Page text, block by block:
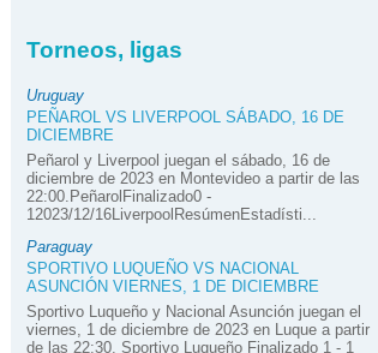
Torneos, ligas
Uruguay
PEÑAROL VS LIVERPOOL SÁBADO, 16 DE
DICIEMBRE
Peñarol y Liverpool juegan el sábado, 16 de
diciembre de 2023 en Montevideo a partir de las
22:00.PeñarolFinalizado0 -
12023/12/16LiverpoolResúmenEstadísti...
Paraguay
SPORTIVO LUQUEÑO VS NACIONAL
ASUNCIÓN VIERNES, 1 DE DICIEMBRE
Sportivo Luqueño y Nacional Asunción juegan el
viernes, 1 de diciembre de 2023 en Luque a partir
de las 22:30. Sportivo Luqueño Finalizado 1 - 1